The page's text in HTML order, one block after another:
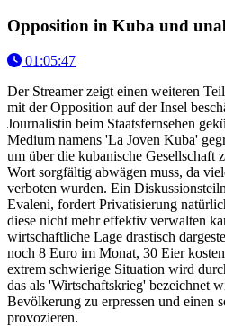
Opposition in Kuba und
01:05:47
Der Streamer zeigt einen weiteren
mit der Opposition auf der Insel
Journalistin beim Staatsfernsehen
Medium namens 'La Joven Kuba'
um über die kubanische Gesellschaft
Wort sorgfältig abwägen muss, da
verboten wurden. Ein
Evaleni, fordert Privatisierung
diese nicht mehr effektiv verwalten
wirtschaftliche Lage drastisch
noch 8 Euro im Monat, 30 Eier
extrem schwierige Situation wird
das als 'Wirtschaftskrieg' bezeichnet
Bevölkerung zu erpressen und einen
provozieren.